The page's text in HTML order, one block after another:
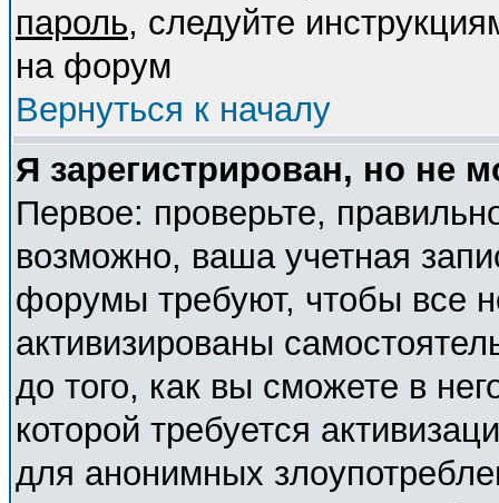
пароль, следуйте
на форум
Вернуться к началу
Я зарегистрирован, но не
Первое: проверьте,
возможно, ваша учетная
форумы требуют, чтобы все
активизированы
до того, как вы сможете в
которой требуется
для анонимных